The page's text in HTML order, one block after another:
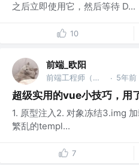
之后立即使用它，然后等待 D...
10
前端_欧阳
前端工程师（架构，底层，优化方向） · 5年前
超级实用的vue小技巧，用
1. 原型注入2. 对象冻结3.img
繁乱的templ...
7